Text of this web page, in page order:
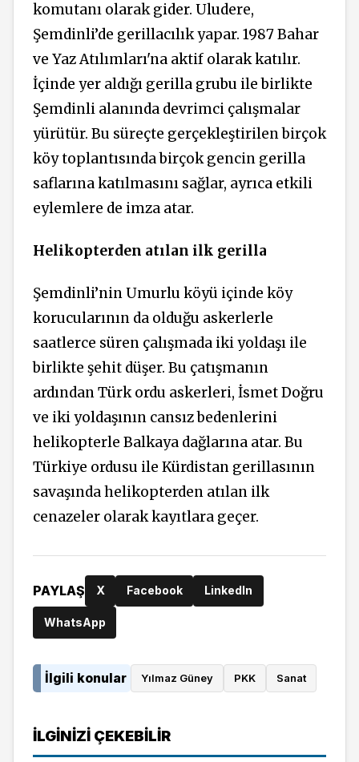
komutanı olarak gider. Uludere,
Şemdinli’de gerillacılık yapar. 1987 Bahar
ve Yaz Atılımları'na aktif olarak katılır.
İçinde yer aldığı gerilla grubu ile birlikte
Şemdinli alanında devrimci çalışmalar
yürütür. Bu süreçte gerçekleştirilen birçok
köy toplantısında birçok gencin gerilla
saflarına katılmasını sağlar, ayrıca etkili
eylemlere de imza atar.
Helikopterden atılan ilk gerilla
Şemdinli’nin Umurlu köyü içinde köy
korucularının da olduğu askerlerle
saatlerce süren çalışmada iki yoldaşı ile
birlikte şehit düşer. Bu çatışmanın
ardından Türk ordu askerleri, İsmet Doğru
ve iki yoldaşının cansız bedenlerini
helikopterle Balkaya dağlarına atar. Bu
Türkiye ordusu ile Kürdistan gerillasının
savaşında helikopterden atılan ilk
cenazeler olarak kayıtlara geçer.
PAYLAŞ X Facebook LinkedIn
WhatsApp
İlgili konular Yılmaz Güney PKK Sanat
İLGINIZI ÇEKEBILIR